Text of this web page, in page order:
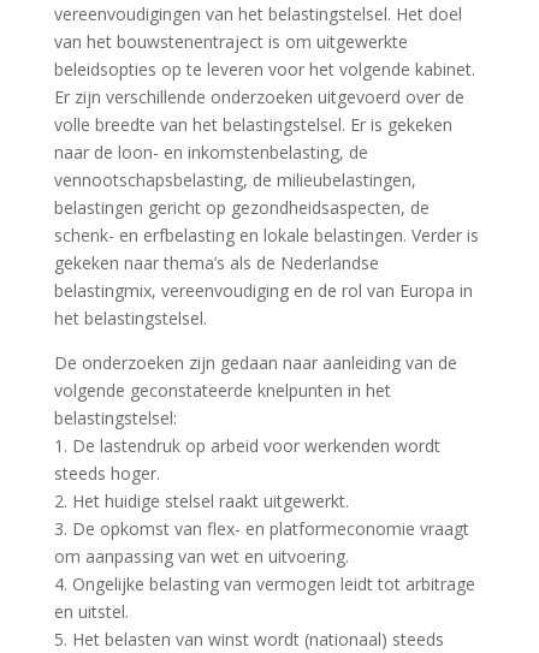
vereenvoudigingen van het belastingstelsel. Het doel
van het bouwstenentraject is om uitgewerkte
beleidsopties op te leveren voor het volgende kabinet.
Er zijn verschillende onderzoeken uitgevoerd over de
volle breedte van het belastingstelsel. Er is gekeken
naar de loon- en inkomstenbelasting, de
vennootschapsbelasting, de milieubelastingen,
belastingen gericht op gezondheidsaspecten, de
schenk- en erfbelasting en lokale belastingen. Verder is
gekeken naar thema’s als de Nederlandse
belastingmix, vereenvoudiging en de rol van Europa in
het belastingstelsel.
De onderzoeken zijn gedaan naar aanleiding van de
volgende geconstateerde knelpunten in het
belastingstelsel:
1. De lastendruk op arbeid voor werkenden wordt
steeds hoger.
2. Het huidige stelsel raakt uitgewerkt.
3. De opkomst van flex- en platformeconomie vraagt
om aanpassing van wet en uitvoering.
4. Ongelijke belasting van vermogen leidt tot arbitrage
en uitstel.
5. Het belasten van winst wordt (nationaal) steeds